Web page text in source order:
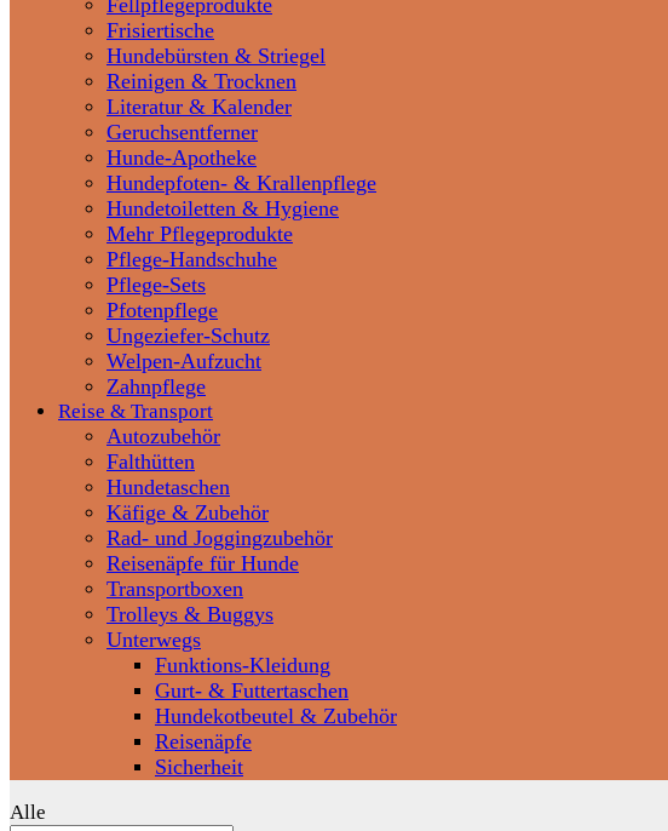
Fellpflegeprodukte
Frisiertische
Hundebürsten & Striegel
Reinigen & Trocknen
Literatur & Kalender
Geruchsentferner
Hunde-Apotheke
Hundepfoten- & Krallenpflege
Hundetoiletten & Hygiene
Mehr Pflegeprodukte
Pflege-Handschuhe
Pflege-Sets
Pfotenpflege
Ungeziefer-Schutz
Welpen-Aufzucht
Zahnpflege
Reise & Transport
Autozubehör
Falthütten
Hundetaschen
Käfige & Zubehör
Rad- und Joggingzubehör
Reisenäpfe für Hunde
Transportboxen
Trolleys & Buggys
Unterwegs
Funktions-Kleidung
Gurt- & Futtertaschen
Hundekotbeutel & Zubehör
Reisenäpfe
Sicherheit
Alle